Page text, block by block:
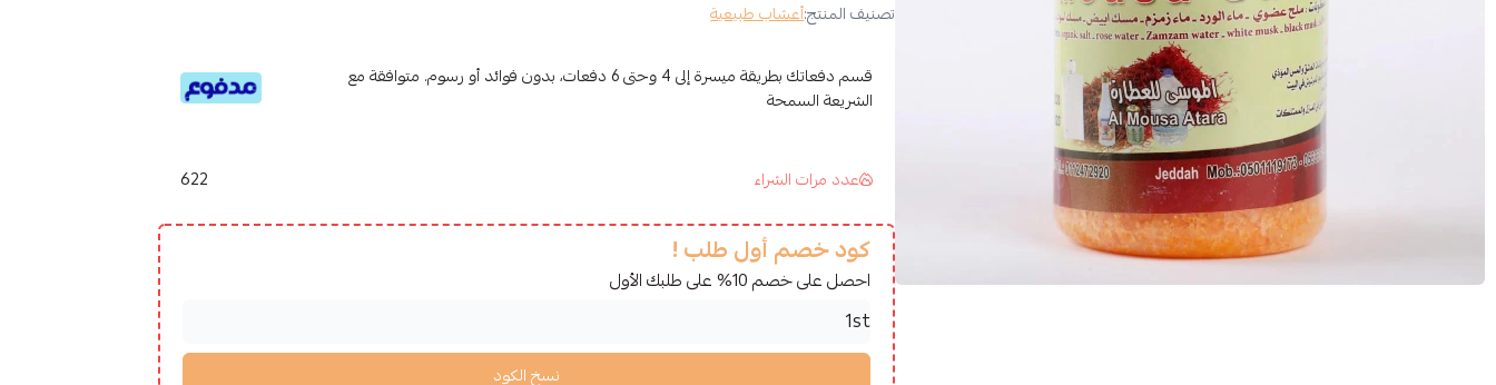
تصنيف المنتج:أعشاب طبيعية
قسم دفعاتك بطريقة ميسرة إلى 4 وحتى 6 دفعات، بدون فوائد أو رسوم. متوافقة مع
الشريعة السمحة
عدد مرات الشراء 622
كود خصم أول طلب !
احصل على خصم 10% على طلبك الأول